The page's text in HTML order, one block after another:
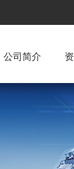
公司简介